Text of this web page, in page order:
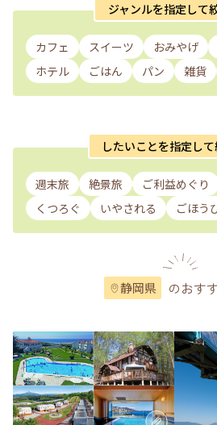
ジャンルを指定して
カフェ スイーツ おみやげ
ホテル
ごはん パン 雑貨
したいことを指定し
週末旅 絶景旅 ご利益めぐり
くつろぐ
いやされる ごほう
静岡県 のおす